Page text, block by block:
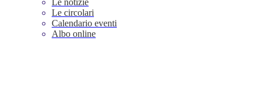
Le notizie
Le circolari
Calendario eventi
Albo online